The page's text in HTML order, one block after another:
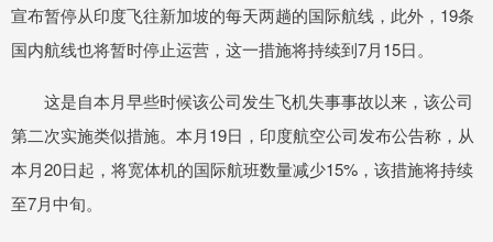
宣布暂停从印度飞往新加坡的每天两趟的国际航线，此外，19条
国内航线也将暂时停止运营，这一措施将持续到7月15日。
这是自本月早些时候该公司发生飞机失事事故以来，该公司
第二次实施类似措施。本月19日，印度航空公司发布公告称，从
本月20日起，将宽体机的国际航班数量减少15%，该措施将持续
至7月中旬。